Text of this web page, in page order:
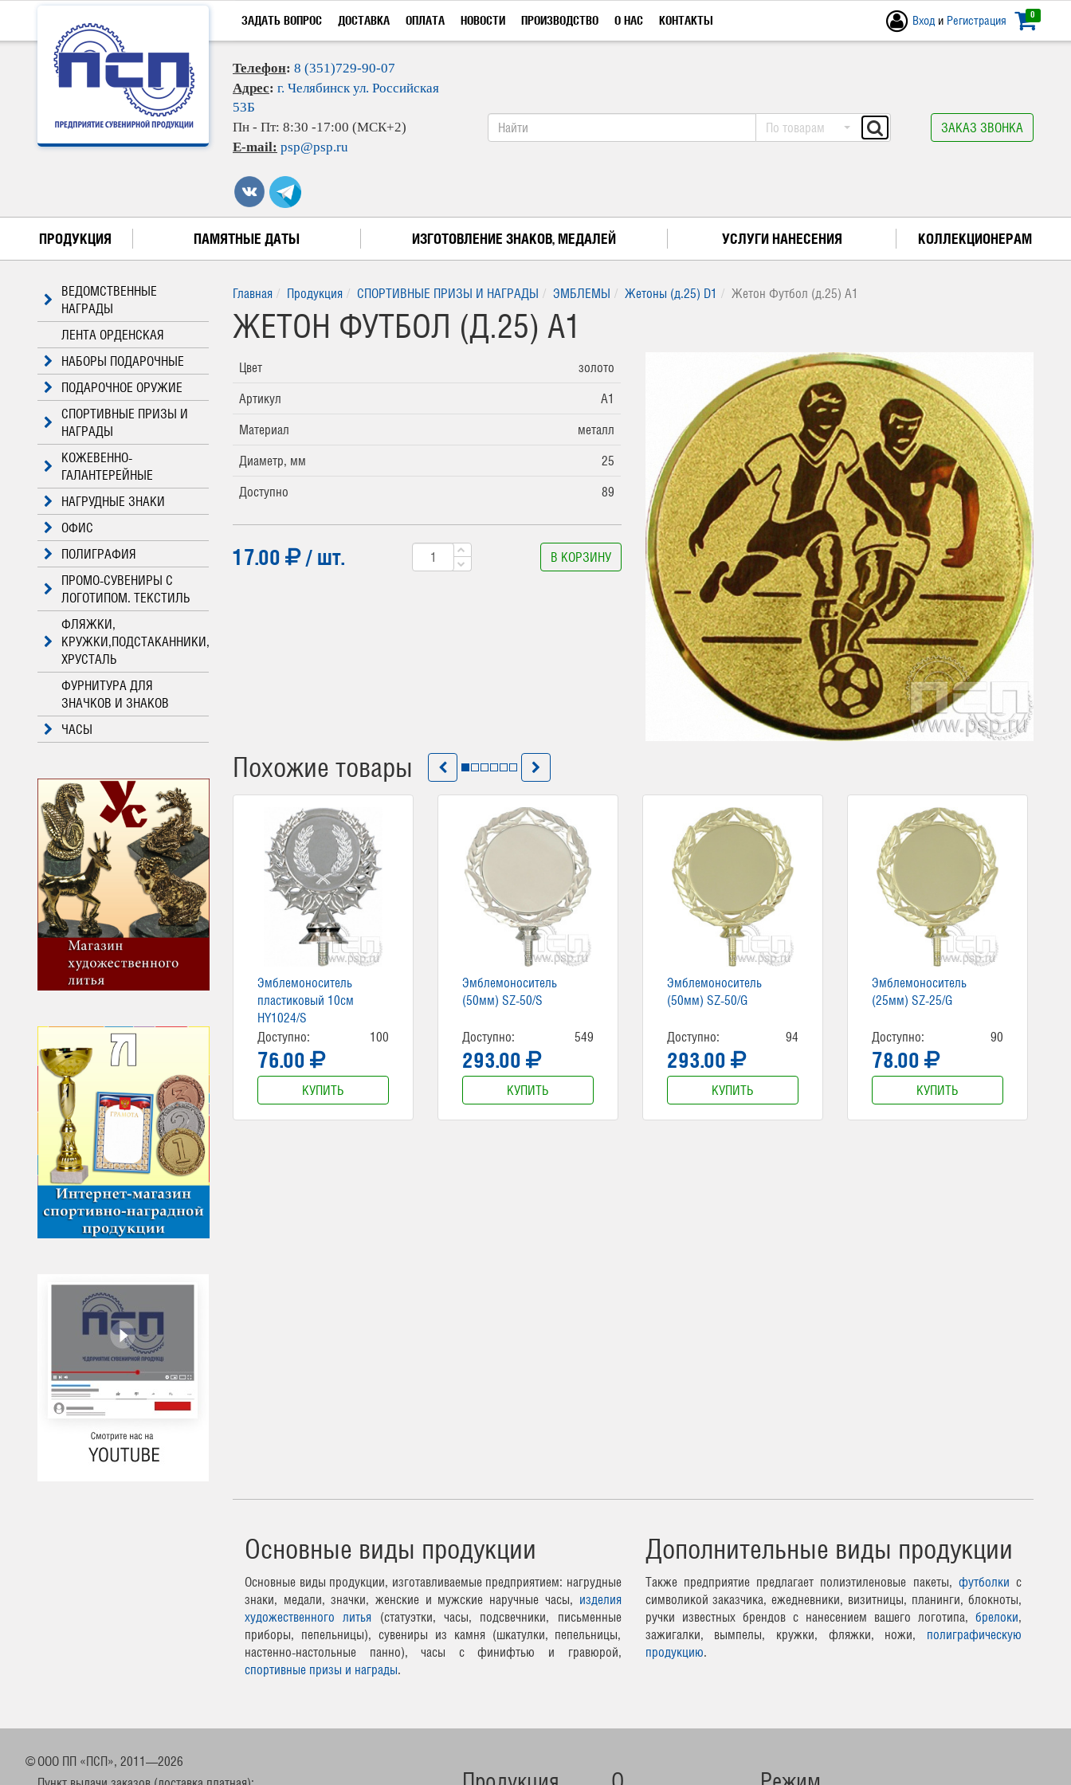
ЗАДАТЬ ВОПРОС ДОСТАВКА ОПЛАТА НОВОСТИ ПРОИЗВОДСТВО О НАС КОНТАКТЫ 0
Вход и Регистрация
Телефон: 8 (351)729-90-07
Адрес: г. Челябинск ул. Российская
53Б
Пн - Пт: 8:30 -17:00 (МСК+2)
E-mail: psp@psp.ru
По товарам ЗАКАЗ ЗВОНКА
ПРОДУКЦИЯ ПАМЯТНЫЕ ДАТЫ ИЗГОТОВЛЕНИЕ ЗНАКОВ, МЕДАЛЕЙ УСЛУГИ НАНЕСЕНИЯ КОЛЛЕКЦИОНЕРАМ
ВЕДОМСТВЕННЫЕ
НАГРАДЫ
ЛЕНТА ОРДЕНСКАЯ
НАБОРЫ ПОДАРОЧНЫЕ
ПОДАРОЧНОЕ ОРУЖИЕ
СПОРТИВНЫЕ ПРИЗЫ И
НАГРАДЫ
КОЖЕВЕННО-
ГАЛАНТЕРЕЙНЫЕ
НАГРУДНЫЕ ЗНАКИ
ОФИС
ПОЛИГРАФИЯ
ПРОМО-СУВЕНИРЫ С
ЛОГОТИПОМ. ТЕКСТИЛЬ
ФЛЯЖКИ,
КРУЖКИ,ПОДСТАКАННИКИ,
ХРУСТАЛЬ
ФУРНИТУРА ДЛЯ
ЗНАЧКОВ И ЗНАКОВ
ЧАСЫ
Главная Продукция СПОРТИВНЫЕ ПРИЗЫ И НАГРАДЫ ЭМБЛЕМЫ Жетоны (д.25) D1 Жетон Футбол (д.25) A1
ЖЕТОН ФУТБОЛ (Д.25) A1
Цвет
золото
Артикул
A1
Материал
металл
Диаметр, мм
25
Доступно
89
17.00 / шт. В КОРЗИНУ
Похожие товары
Эмблемоноситель
пластиковый 10см
HY1024/S
Доступно:
100
76.00
КУПИТЬ
Эмблемоноситель
(50мм) SZ-50/S
Доступно: 549
293.00
КУПИТЬ
Эмблемоноситель
(50мм) SZ-50/G
Доступно: 94
293.00
КУПИТЬ
Эмблемоноситель
(25мм) SZ-25/G
Доступно: 90
78.00
КУПИТЬ
Основные виды продукции
Основные виды продукции, изготавливаемые предприятием: нагрудные
знаки, медали, значки, женские и мужские наручные часы, изделия
художественного литья (статуэтки, часы, подсвечники, письменные
приборы, пепельницы), сувениры из камня (шкатулки, пепельницы,
настенно-настольные панно), часы с финифтью и гравюрой,
спортивные призы и награды.
Дополнительные виды продукции
Также предприятие предлагает полиэтиленовые пакеты, футболки с
символикой заказчика, ежедневники, визитницы, планинги, блокноты,
ручки известных брендов с нанесением вашего логотипа, брелоки,
зажигалки, вымпелы, кружки, фляжки, ножи, полиграфическую
продукцию.
© ООО ПП «ПСП», 2011—2026